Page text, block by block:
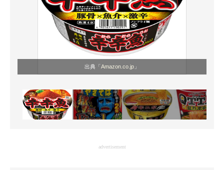
ビジネスと働き方のヒント
AI活用のいまが分かる
企業ITのトレンドを詳説
経営リーダーのコミュニティ
マーケ×ITの今がよく分かる
ITエンジニア向け専門サイト
出典「 Amazon.co.jp 」
advertisement